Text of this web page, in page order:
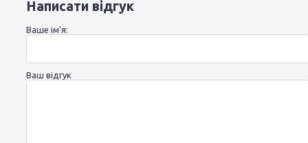
Написати відгук
Ваше ім'я:
Ваш відгук